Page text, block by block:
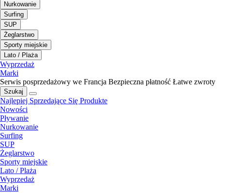
Nurkowanie
Surfing
SUP
Żeglarstwo
Sporty miejskie
Lato / Plaża
Wyprzedaż
Marki
Serwis posprzedażowy we Francja Bezpieczna płatność Łatwe zwroty
Szukaj
Najlepiej Sprzedające Się Produkte
Nowości
Pływanie
Nurkowanie
Surfing
SUP
Żeglarstwo
Sporty miejskie
Lato / Plaża
Wyprzedaż
Marki